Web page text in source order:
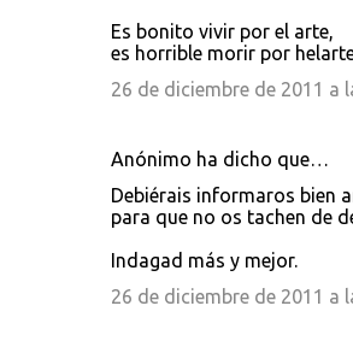
Es bonito vivir por el arte,
es horrible morir por
26 de diciembre de 2011 a
Anónimo ha dicho que…
Debiérais informaros bien
para que no os tachen de
Indagad más y mejor.
26 de diciembre de 2011 a